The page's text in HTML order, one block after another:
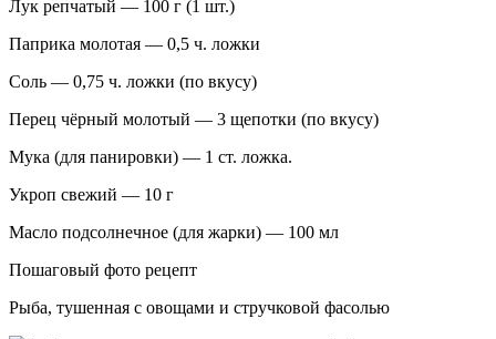
Лук репчатый — 100 г (1 шт.)
Паприка молотая — 0,5 ч. ложки
Соль — 0,75 ч. ложки (по вкусу)
Перец чёрный молотый — 3 щепотки (по вкусу)
Мука (для панировки) — 1 ст. ложка.
Укроп свежий — 10 г
Масло подсолнечное (для жарки) — 100 мл
Пошаговый фото рецепт
Рыба, тушенная с овощами и стручковой фасолью